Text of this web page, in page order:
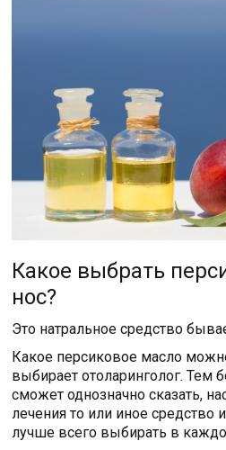
Какое выбрать
нос?
Это натральное средство
Какое персиковое масло
выбирает отоларинголог. Тем
сможет однозначно сказать,
лечения то или иное средство
лучше всего выбирать в